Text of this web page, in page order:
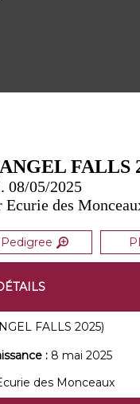
FALLS
08/05/2025
Ecurie des
FALLS 2025)
: 8 mai 2025
des Monceaux